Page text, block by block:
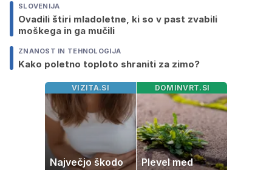
SLOVENIJA
Ovadili štiri mladoletne, ki so v past zvabili
moškega in ga mučili
ZNANOST IN TEHNOLOGIJA
Kako poletno toploto shraniti za zimo?
VIZITA.SI
Največjo škodo
DOMINVRT.SI
Plevel med